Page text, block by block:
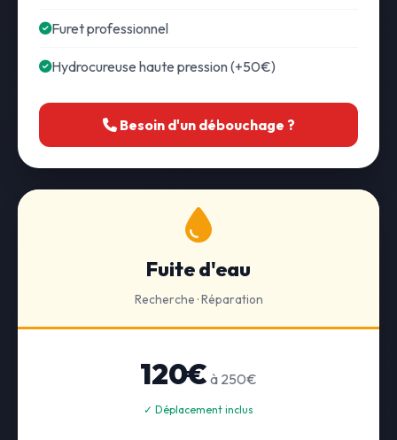
Furet professionnel
Hydrocureuse haute pression (+50€)
Besoin d'un débouchage ?
Fuite d'eau
Recherche · Réparation
120€ à 250€
✓ Déplacement inclus